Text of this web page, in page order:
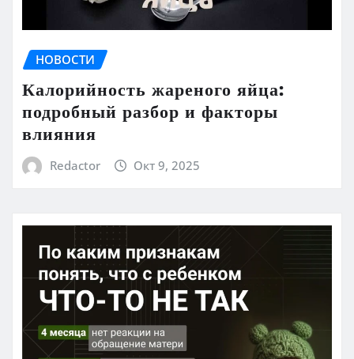
НОВОСТИ
Калорийность жареного яйца:
подробный разбор и факторы
влияния
Redactor Окт 9, 2025